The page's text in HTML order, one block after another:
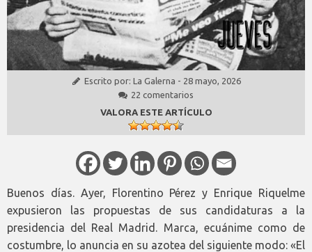
Escrito por: La Galerna - 28 mayo, 2026
22 comentarios
VALORA ESTE ARTÍCULO
Buenos días. Ayer, Florentino Pérez y Enrique Riquelme
expusieron las propuestas de sus candidaturas a la
presidencia del Real Madrid. Marca, ecuánime como de
costumbre, lo anuncia en su azotea del siguiente modo: «El